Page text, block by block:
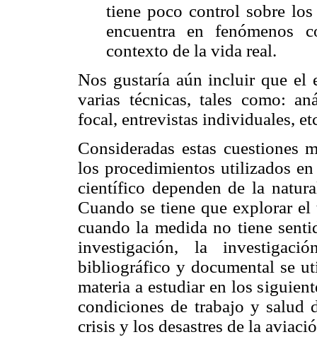
tiene poco control sobre
encuentra en fenómenos
contexto de la vida real.
Nos gustaría aún incluir que el
varias técnicas, tales como:
focal, entrevistas individuales,
Consideradas estas cuestiones
los procedimientos utilizados
científico dependen de la
Cuando se tiene que explorar
cuando la medida no tiene
investigación, la
bibliográfico y documental se
materia a estudiar en los
condiciones de trabajo y salud
crisis y los desastres de la